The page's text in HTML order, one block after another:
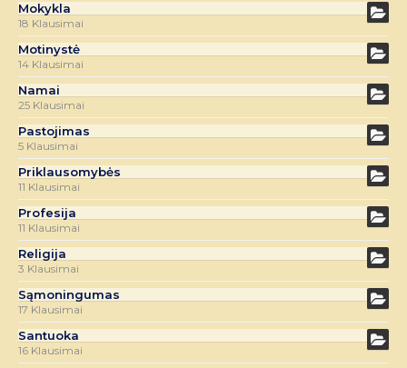
Mokykla
18 Klausimai
Motinystė
14 Klausimai
Namai
25 Klausimai
Pastojimas
5 Klausimai
Priklausomybės
11 Klausimai
Profesija
11 Klausimai
Religija
3 Klausimai
Sąmoningumas
17 Klausimai
Santuoka
16 Klausimai